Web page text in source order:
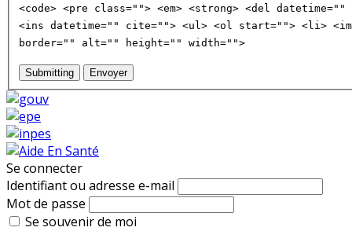
<code> <pre class=""> <em> <strong> <del
<ins datetime="" cite=""> <ul> <ol start=""> <li>
border="" alt="" height="" width="">
Submitting Envoyer
Se connecter
Identifiant ou adresse e-mail
Mot de passe
Se souvenir de moi